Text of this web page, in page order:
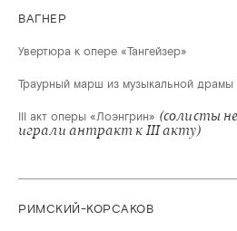
ВАГНЕР
Увертюра к опере «Тангейзер»
Траурный марш из музыкальной драмы
III акт оперы «Лоэнгрин» (солисты
играли антракт к III акту)
РИМСКИЙ-КОРСАКОВ